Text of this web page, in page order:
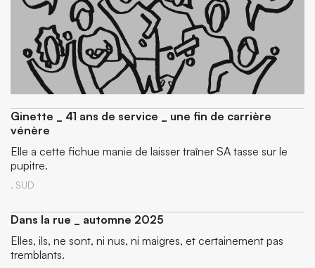
Ginette _ 41 ans de service _ une fin de carrière
vénère
Elle a cette fichue manie de laisser traîner SA tasse sur le
pupitre.
, SUD
Dans la rue _ automne 2025
Elles, ils, ne sont, ni nus, ni maigres, et certainement pas
tremblants.